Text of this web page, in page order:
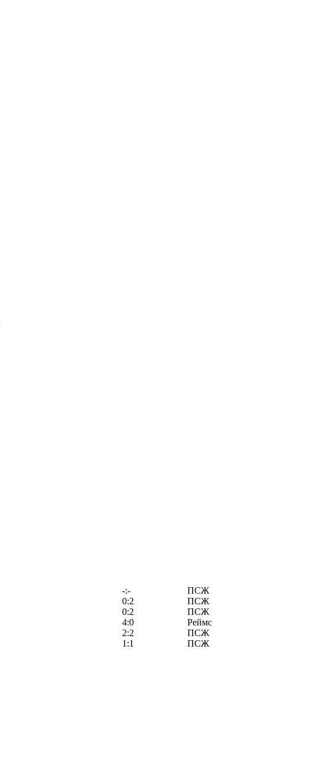
-:-
ПСЖ
0:2
ПСЖ
0:2
ПСЖ
4:0
Реймс
2:2
ПСЖ
1:1
ПСЖ